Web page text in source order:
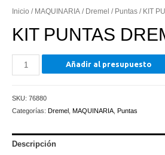
Inicio / MAQUINARIA / Dremel / Puntas / KIT
KIT PUNTAS
PUNTAS
cantidad
Añadir al presupuesto
SKU: 76880
Categorías: Dremel MAQUINARIA Puntas
Descripción